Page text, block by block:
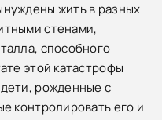
жить в разных
стенами,
способного
этой катастрофы
рожденные с
контролировать его и